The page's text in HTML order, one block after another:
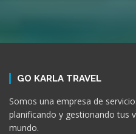
GO KARLA TRAVEL
Somos una empresa de
planificando y gestionando tus
mundo.